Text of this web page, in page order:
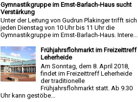
Gymnastikgruppe im Ernst-Barlach-Haus sucht
Verstärkung
Unter der Leitung von Gudrun Plakinger trifft sich
jeden Dienstag von 10 Uhr bis 11 Uhr die
Gymnastikgruppe im Ernst-Barlach-Haus. Intere...
Frühjahrsflohmarkt im Freizeittreff
Leherheide
Am Sonntag, dem 8. April 2018,
findet im Freizeittreff Leherheide
der traditionelle
Frühjahrsflohmarkt statt. Ab 9.30
Uhr kann gestöbe...